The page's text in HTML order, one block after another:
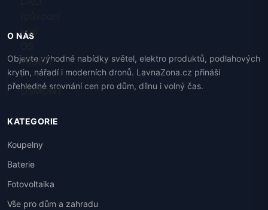
O NÁS
Objevte výhodné nabídky světel, elektro produktů, podlahových
krytin, nářadí i moderních dronů. LavnaZona.cz přináší
přehledné srovnání cen pro dům, dílnu i volný čas.
KATEGORIE
Koupelny
Baterie
Fotovoltaika
Vše pro dům a zahradu